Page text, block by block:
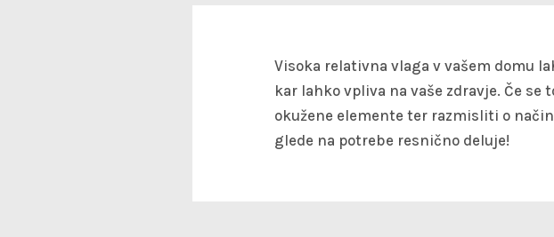
Visoka relativna vlaga v vašem domu
kar lahko vpliva na vaše zdravje. Če
okužene elemente ter razmisliti o
glede na potrebe resnično deluje!